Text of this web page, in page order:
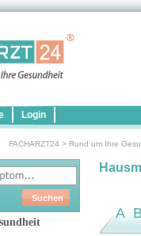
Login
FACHARZT24 > Rund um Ihre
A B